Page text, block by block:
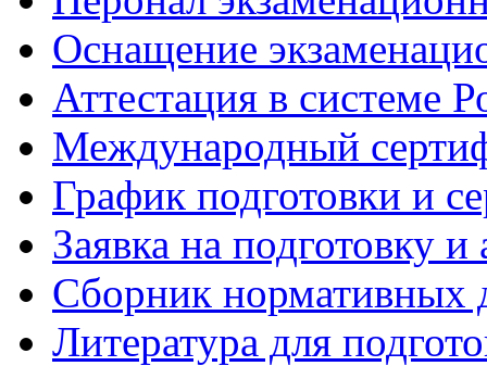
Оснащение
Аттестация в системе
Международный
График подготовки и
Заявка на подготовку и
Сборник нормативных
Литература для